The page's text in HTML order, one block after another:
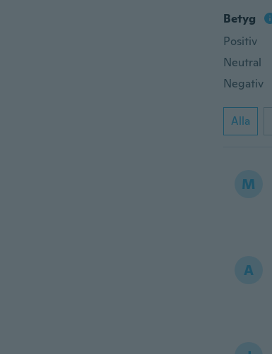
Betyg
Positiv
Neutral
Negativ
Alla
M
A